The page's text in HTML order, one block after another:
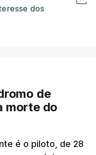
dos
de
morte do
é o piloto, de 28